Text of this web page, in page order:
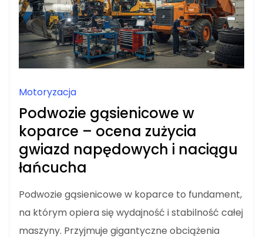
Motoryzacja
Podwozie gąsienicowe w
koparce – ocena zużycia
gwiazd napędowych i naciągu
łańcucha
Podwozie gąsienicowe w koparce to fundament,
na którym opiera się wydajność i stabilność całej
maszyny. Przyjmuje gigantyczne obciążenia